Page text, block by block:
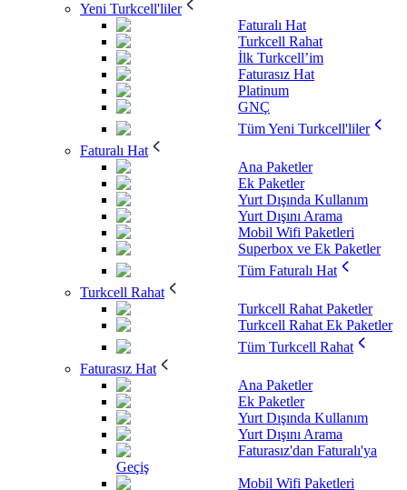
Yeni Turkcell'liler
Faturalı Hat
Turkcell Rahat
İlk Turkcell’im
Faturasız Hat
Platinum
GNÇ
Tüm Yeni Turkcell'liler
Faturalı Hat
Ana Paketler
Ek Paketler
Yurt Dışında Kullanım
Yurt Dışını Arama
Mobil Wifi Paketleri
Superbox ve Ek Paketler
Tüm Faturalı Hat
Turkcell Rahat
Turkcell Rahat Paketler
Turkcell Rahat Ek Paketler
Tüm Turkcell Rahat
Faturasız Hat
Ana Paketler
Ek Paketler
Yurt Dışında Kullanım
Yurt Dışını Arama
Faturasız'dan Faturalı'ya
Geçiş
Mobil Wifi Paketleri